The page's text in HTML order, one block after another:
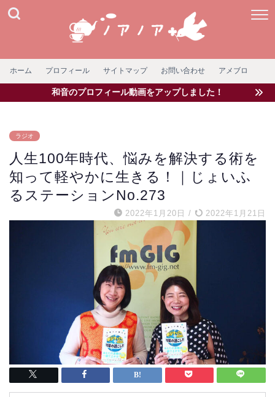
ホーム プロフィール サイトマップ お問い合わせ アメブロ
和音のプロフィール動画をアップしました！
ラジオ
人生100年時代、悩みを解決する術を
知って軽やかに生きる！｜じょいふ
るステーションNo.273
2022年1月20日 / 2022年1月21日